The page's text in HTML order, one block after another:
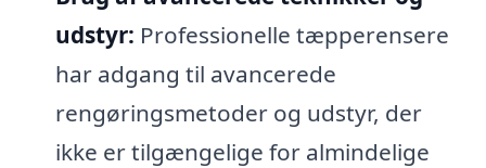
udstyr: Professionelle tæpperensere
har adgang til avancerede
rengøringsmetoder og udstyr, der
ikke er tilgængelige for almindelige